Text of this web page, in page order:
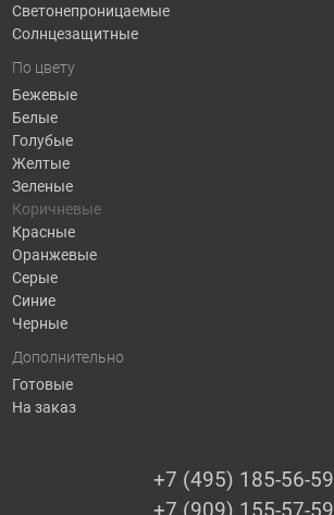
Светонепроницаемые
Солнцезащитные
По цвету
Бежевые
Белые
Голубые
Желтые
Зеленые
Коричневые
Красные
Оранжевые
Серые
Синие
Черные
Дополнительно
Готовые
На заказ
+7 (495) 185-56-59
+7 (909) 155-57-59